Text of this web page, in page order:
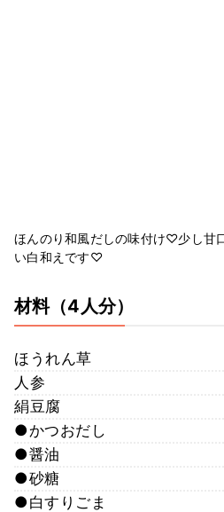
ほんのり和風だしの味付け♡少し甘
い白和えです♡
材料（4人分）
ほうれん草
人参
絹豆腐
●かつおだし
●醤油
●砂糖
●白すりごま